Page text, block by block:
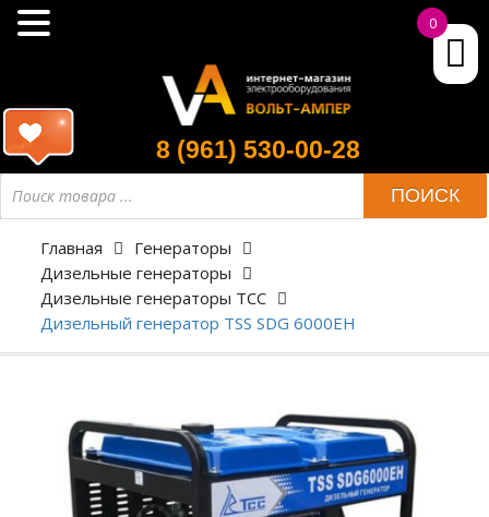
8 (961) 530-00-28
ПОИСК
Главная
Генераторы
Дизельные генераторы
Дизельные генераторы ТСС
Дизельный генератор TSS SDG 6000EH
0